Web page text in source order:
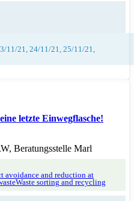
11/21, 24/11/21, 25/11/21,
letzte Einwegflasche!
Beratungsstelle Marl
avoidance and reduction at
Waste sorting and recycling